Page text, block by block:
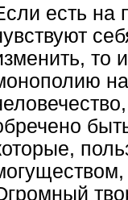
есть на
то